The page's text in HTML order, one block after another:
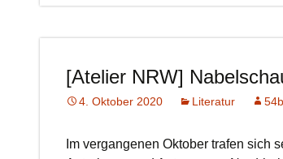
[Atelier NRW]
4. Oktober 2020 Literatur
Im vergangenen Oktober trafen sich